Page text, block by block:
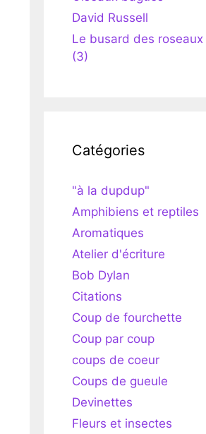
David Russell
Le busard des roseaux
(3)
Catégories
"à la dupdup"
Amphibiens et reptiles
Aromatiques
Atelier d'écriture
Bob Dylan
Citations
Coup de fourchette
Coup par coup
coups de coeur
Coups de gueule
Devinettes
Fleurs et insectes